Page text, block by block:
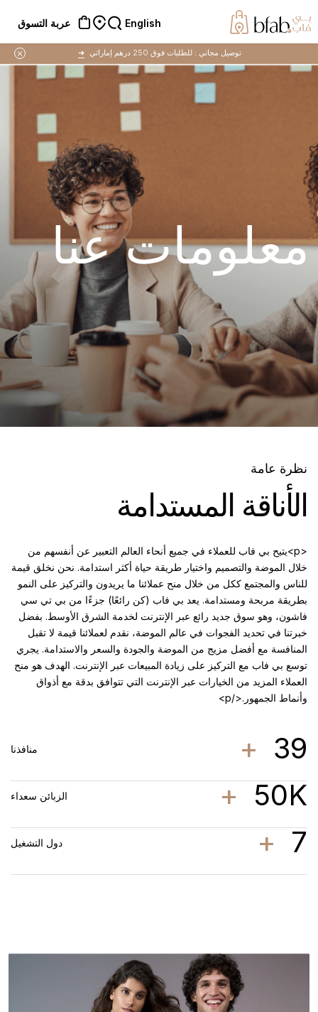
English عربة التسوق
توصيل مجاني : للطلبات فوق 250 درهم إماراتي ➜
معلومات عنا
نظرة عامة
الأناقة المستدامة
<p>يتيح بي فاب للعملاء في جميع أنحاء العالم التعبير عن أنفسهم من
خلال الموضة والتصميم واختيار طريقة حياة أكثر استدامة. نحن نخلق قيمة
للناس والمجتمع ككل من خلال منح عملائنا ما يريدون والتركيز على النمو
بطريقة مربحة ومستدامة. يعد بي فاب (كن رائعًا) جزءًا من بي تي سي
فاشون، وهو سوق جديد رائع عبر الإنترنت لخدمة الشرق الأوسط. بفضل
خبرتنا في تحديد الفجوات في عالم الموضة، نقدم لعملائنا قيمة لا تقبل
المنافسة مع أفضل مزيج من الموضة والجودة والسعر والاستدامة. يجري
توسع بي فاب مع التركيز على زيادة المبيعات عبر الإنترنت. الهدف هو منح
العملاء المزيد من الخيارات عبر الإنترنت التي تتوافق بدقة مع أذواق
وأنماط الجمهور.</p>
39
+ منافذنا
50K
+ الزبائن سعداء
7
+ دول التشغيل